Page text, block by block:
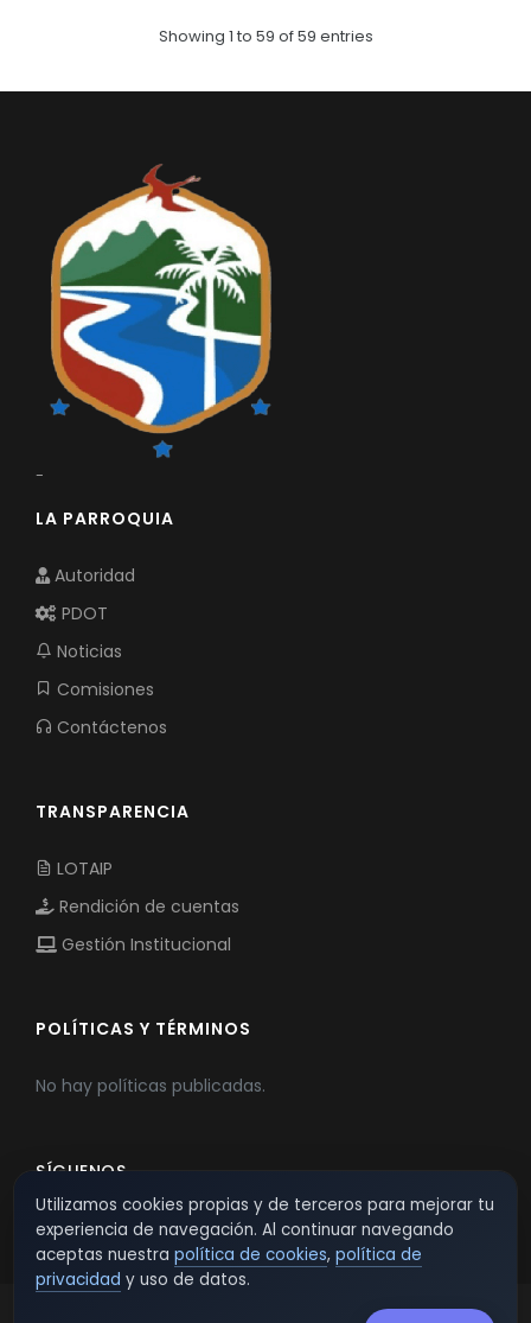
Showing 1 to 59 of 59 entries
-
LA PARROQUIA
Autoridad
PDOT
Noticias
Comisiones
Contáctenos
TRANSPARENCIA
LOTAIP
Rendición de cuentas
Gestión Institucional
POLÍTICAS Y TÉRMINOS
No hay políticas publicadas.
SÍGUENOS
Utilizamos cookies propias y de terceros para mejorar tu
experiencia de navegación. Al continuar navegando
aceptas nuestra política de cookies, política de
privacidad y uso de datos.